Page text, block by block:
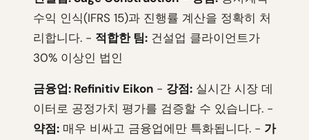
수익 인식(IFRS 15)과 진행률 계산을 정확히 처
리합니다. - 적합한 팀: 건설업 클라이언트가
30% 이상인 법인
금융업: Refinitiv Eikon - 강점: 실시간 시장 데
이터로 공정가치 평가를 검증할 수 있습니다. -
약점: 매우 비싸고 금융업에만 특화됩니다. - 가